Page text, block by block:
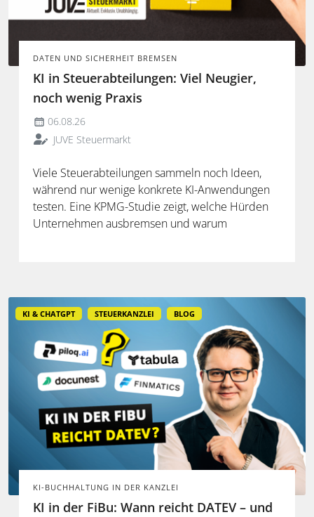
DATEN UND SICHERHEIT BREMSEN
KI in Steuerabteilungen: Viel Neugier,
noch wenig Praxis
06.08.26
JUVE Steuermarkt
Viele Steuerabteilungen sammeln noch Ideen,
während nur wenige konkrete KI-Anwendungen
testen. Eine KPMG-Studie zeigt, welche Hürden
Unternehmen ausbremsen und warum
KI & CHATGPT STEUERKANZLEI BLOG
KI-BUCHHALTUNG IN DER KANZLEI
KI in der FiBu: Wann reicht DATEV – und